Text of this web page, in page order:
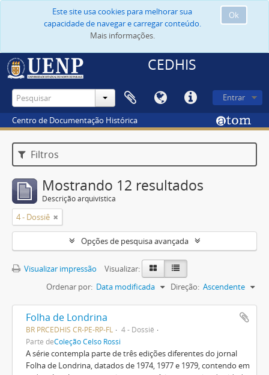
Ok
Este site usa cookies para melhorar sua
capacidade de navegar e carregar conteúdo.
Mais informações.
CEDHIS
Entrar
Centro de Documentação Histórica
Filtros
Mostrando 12 resultados
Descrição arquivística
4 - Dossiê
Opções de pesquisa avançada
Visualizar impressão
Visualizar:
Ordenar por: Data modificada Direção: Ascendente
Folha de Londrina
BR PRCEDHIS CR-PE-RP-FL
4 - Dossiê
Parte deColeção Celso Rossi
A série contempla parte de três edições diferentes do jornal
Folha de Londrina, datados de 1974, 1977 e 1979, contendo em